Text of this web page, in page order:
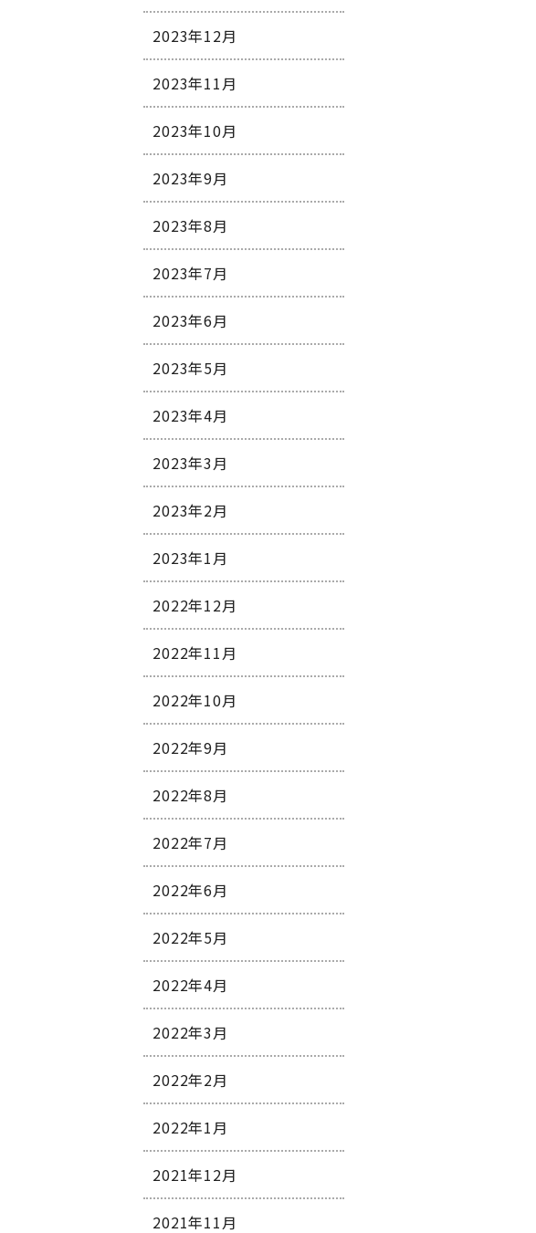
2023年12月
2023年11月
2023年10月
2023年9月
2023年8月
2023年7月
2023年6月
2023年5月
2023年4月
2023年3月
2023年2月
2023年1月
2022年12月
2022年11月
2022年10月
2022年9月
2022年8月
2022年7月
2022年6月
2022年5月
2022年4月
2022年3月
2022年2月
2022年1月
2021年12月
2021年11月